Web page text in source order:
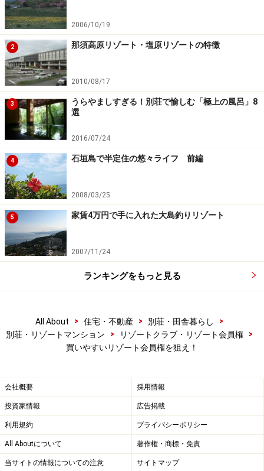
2006/10/19
2 那須高原リゾート・塩原リゾートの特徴
2010/08/17
3
うらやましすぎる！別荘で愉しむ「極上の風呂」8
選
2016/07/24
4 石垣島で半定住の悠々ライフ 前編
2008/03/25
5 家賃4万円で手に入れた大島釣りリゾート
2007/11/24
ランキングをもっと見る
All About > 住宅・不動産 > 別荘・田舎暮らし
>
別荘・リゾートマンション
> リゾートクラブ・リゾート会員権
>
買いやすいリゾート会員権を狙え！
会社概要 採用情報
投資家情報 広告掲載
利用規約 プライバシーポリシー
All Aboutについて 著作権・商標・免責
当サイトの情報についての注意 サイトマップ